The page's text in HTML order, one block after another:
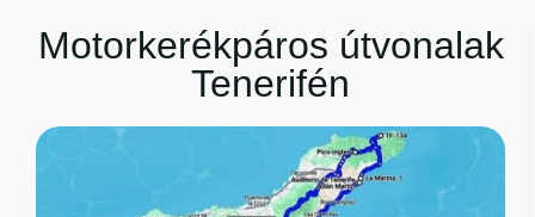
Motorkerékpáros útvonalak
Tenerifén